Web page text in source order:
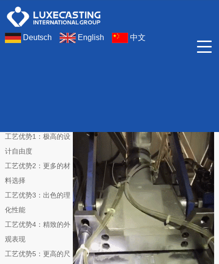
Deutsch English 中文
工艺优势1：极高的设
计自由度
工艺优势2：更多的材
料选择
工艺优势3：出色的理
化性能
工艺优势4：精致的外
观表现
工艺优势5：更高的尺